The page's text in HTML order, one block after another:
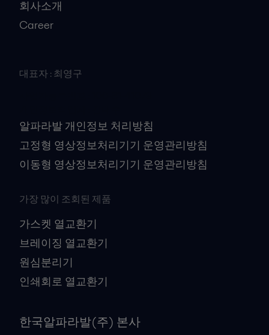
회사소개
Career
대표자 : 최영구
알파라발 개인정보 처리방침
고정형 영상정보처리기기 운영관리방침
이동형 영상정보처리기기 운영관리방침
가장 많이 조회된 제품
가스켓 열교환기
브레이징 열교환기
원심분리기
인쇄회로 열교환기
한국알파라발(주) 본사